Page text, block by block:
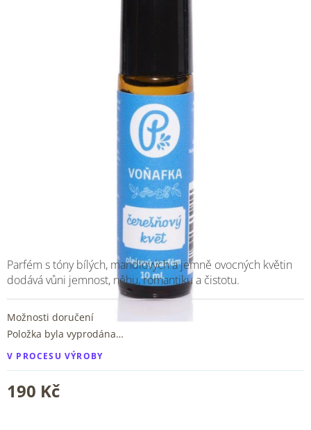
190 Kč
V PROCESU VÝROBY
Možnosti doručení
Položka byla vyprodána…
Parfém s tóny bílých, mandlových a jemně ovocných květin
dodává vůni jemnost, něhu, romantiku a čistotu.